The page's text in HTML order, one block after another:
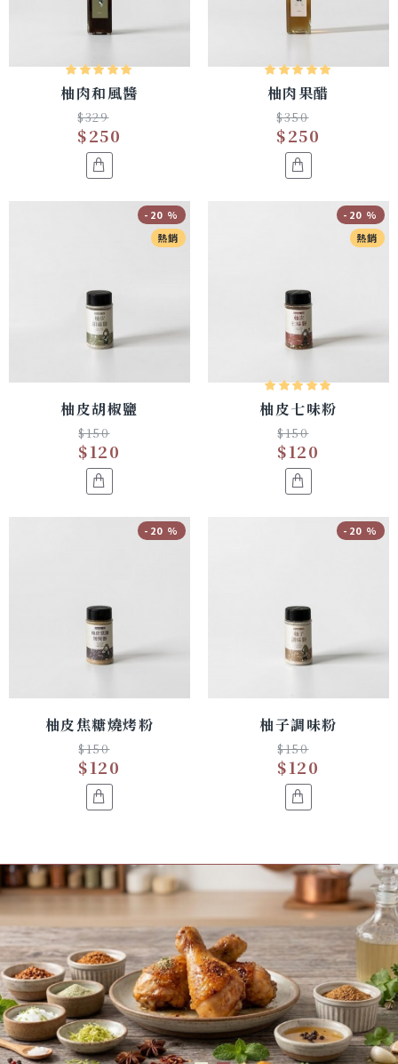
柚肉和風醬
$250
$329
柚肉果醋
$250
$350
熱銷
-20 %
柚皮胡椒鹽
$120
$150
熱銷
-20 %
柚皮七味粉
$120
$150
-20 %
柚皮焦糖燒烤粉
$120
$150
-20 %
柚子調味粉
$120
$150